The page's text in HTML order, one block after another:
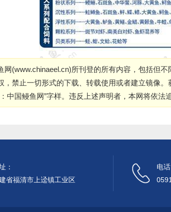
网(www.chinaeel.cn)所刊登的所有内容，包括但
，禁止一切形式的下载、转载使用或者建立镜像
中国鳗鱼网”字样。违反上述声明者，本网将依法
：
省福清市上迳镇工业区
电话